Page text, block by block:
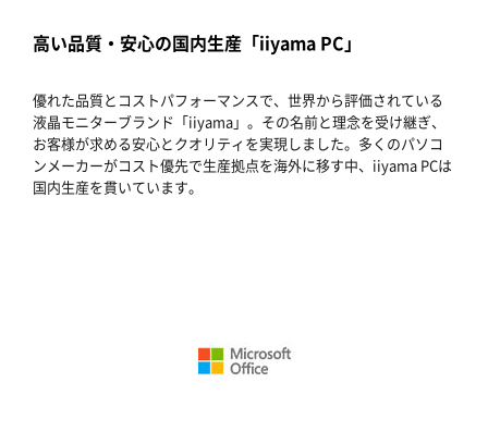
高い品質・安心の国内生産「iiyama PC」
優れた品質とコストパフォーマンスで、世界から評価されている
液晶モニターブランド「iiyama」。その名前と理念を受け継ぎ、
お客様が求める安心とクオリティを実現しました。多くのパソコ
ンメーカーがコスト優先で生産拠点を海外に移す中、iiyama PCは
国内生産を貫いています。